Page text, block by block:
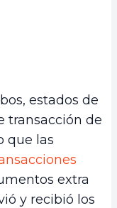
estados de
transacción de
que las
extra
y recibió los